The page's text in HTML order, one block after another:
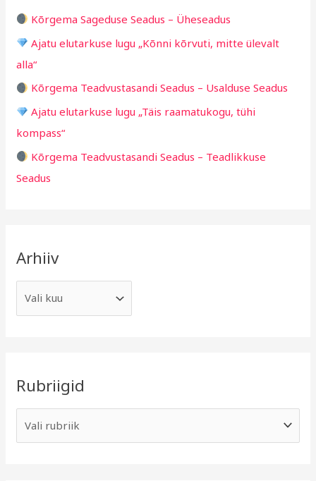
f
o
r
:
Kõrgema Sageduse Seadus – Üheseadus
Ajatu elutarkuse lugu „Kõnni kõrvuti, mitte ülevalt
alla“
Kõrgema Teadvustasandi Seadus – Usalduse Seadus
Ajatu elutarkuse lugu „Täis raamatukogu, tühi
kompass“
Kõrgema Teadvustasandi Seadus – Teadlikkuse
Seadus
Arhiiv
Rubriigid
i
d